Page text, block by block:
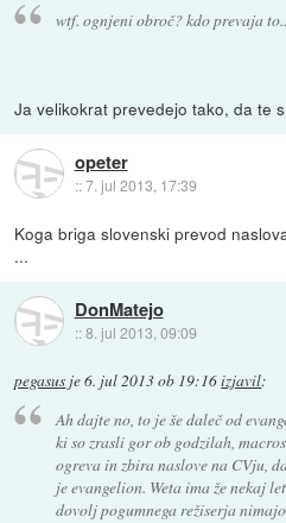
wtf. ognjeni obroč? kdo prevaja
Ja velikokrat prevedejo tako, da te
opeter
::7. jul 2013, 17:39
Koga briga slovenski prevod
...
DonMatejo
::8. jul 2013, 09:09
pegasus je6. jul 2013 ob 19:16izjavil:
Ah dajte no, to je še daleč od
ki so zrasli gor ob godzilah,
ogreva in zbira naslove na CVju,
je evangelion. Weta ima že nekaj
dovolj pogumnega režiserja